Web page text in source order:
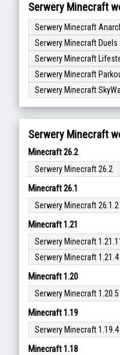
Serwery Minecraft
Serwery Minecraft
Serwery Minecraft Duels
Serwery Minecraft
Serwery Minecraft
Serwery Minecraft
Serwery Minecraft
Minecraft 26.2
Serwery Minecraft 26.2
Minecraft 26.1
Serwery Minecraft 26.1.2
Minecraft 1.21
Serwery Minecraft
Serwery Minecraft 1.21.4
Minecraft 1.20
Serwery Minecraft 1.20.5
Minecraft 1.19
Serwery Minecraft 1.19.4
Minecraft 1.18